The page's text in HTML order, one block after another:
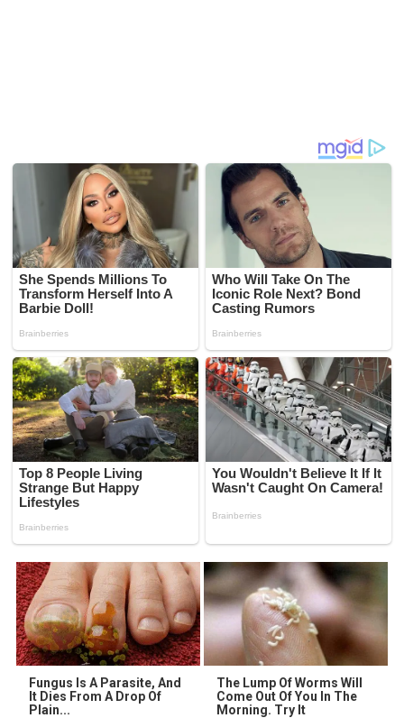
Fungus Is A Parasite, And
It Dies From A Drop Of
Plain...
The Lump Of Worms Will
Come Out Of You In The
Morning. Try It